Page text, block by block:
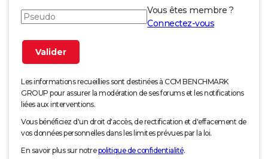
Vous êtes membre ?
Connectez-vous
Les informations recueillies sont destinées à CCM BENCHMARK
GROUP pour assurer la modération de ses forums et les notifications
liées aux interventions.
Vous bénéficiez d'un droit d'accès, de rectification et d'effacement de
vos données personnelles dans les limites prévues par la loi.
En savoir plus sur notrepolitique de confidentialité.